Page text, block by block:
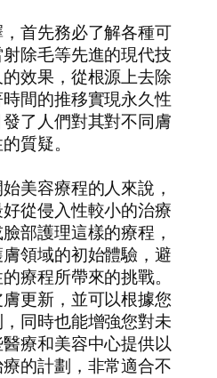
首先務必了解各種可
除毛等先進的現代技
效果，從根源上去除
間的推移實現永久性
了人們對其對不同膚
質疑。
美容療程的人來說，
從侵入性較小的治療
部護理這樣的療程，
領域的初始體驗，避
療程所帶來的挑戰。
更新，並可以根據您
同時也能增強您對未
療和美容中心提供以
的計劃，非常適合不